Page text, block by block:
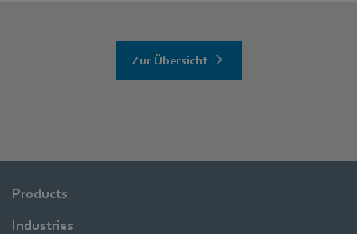
Zur Übersicht
Products
Industries